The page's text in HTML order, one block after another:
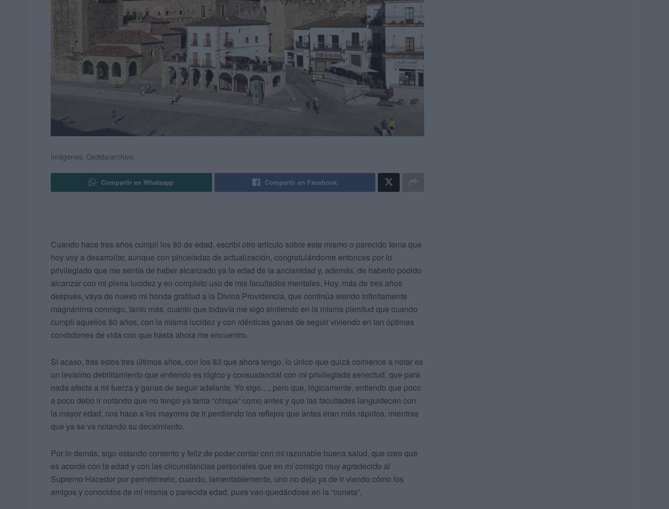
Imágenes; Cedida/archivo
Compartir en Whatsapp Compartir en Facebook
Cuando hace tres años cumplí los 80 de edad, escribí otro artículo sobre este mismo o parecido tema que
hoy voy a desarrollar, aunque con pinceladas de actualización, congratulándome entonces por lo
privilegiado que me sentía de haber alcanzado ya la edad de la ancianidad y, además, de haberlo podido
alcanzar con mi plena lucidez y en completo uso de mis facultades mentales. Hoy, más de tres años
después, vaya de nuevo mi honda gratitud a la Divina Providencia, que continúa siendo infinitamente
magnánima conmigo, tanto más, cuanto que todavía me sigo sintiendo en la misma plenitud que cuando
cumplí aquellos 80 años, con la misma lucidez y con idénticas ganas de seguir viviendo en tan óptimas
condiciones de vida con que hasta ahora me encuentro.
Si acaso, tras estos tres últimos años, con los 83 que ahora tengo, lo único que quizá comience a notar es
un levísimo debilitamiento que entiendo es lógico y consustancial con mi privilegiada senectud, que para
nada afecta a mi fuerza y ganas de seguir adelante. Yo sigo…, pero que, lógicamente, entiendo que poco
a poco debo ir notando que no tengo ya tanta “chispa” como antes y que las facultades languidecen con
la mayor edad, nos hace a los mayores de ir perdiendo los reflejos que antes eran más rápidos, mientras
que ya se va notando su decaimiento.
Por lo demás, sigo estando contento y feliz de poder contar con mi razonable buena salud, que creo que
es acorde con la edad y con las circunstancias personales que en mí consigo muy agradecido al
Supremo Hacedor por permitírmelo, cuando, lamentablemente, uno no deja ya de ir viendo cómo los
amigos y conocidos de mí misma o parecida edad, pues van quedándose en la “cuneta”.